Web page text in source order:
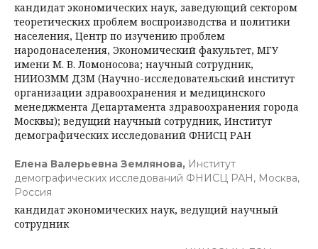
кандидат экономических наук, заведующий сектором
теоретических проблем воспроизводства и политики
населения, Центр по изучению проблем
народонаселения, Экономический факультет, МГУ
имени М. В. Ломоносова; научный сотрудник,
НИИОЗММ ДЗМ (Научно-исследовательский институт
организации здравоохранения и медицинского
менеджмента Департамента здравоохранения города
Москвы); ведущий научный сотрудник, Институт
демографических исследований ФНИСЦ РАН
Елена Валерьевна Землянова, Институт
демографических исследований ФНИСЦ РАН, Москва,
Россия
кандидат экономических наук, ведущий научный
сотрудник